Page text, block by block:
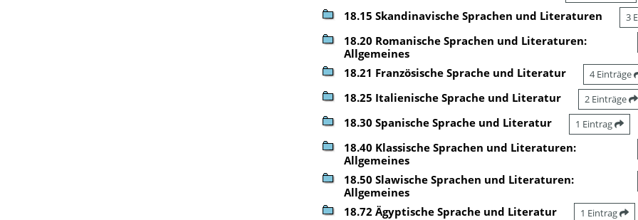
18.15 Skandinavische Sprachen und Literaturen 3
18.20 Romanische Sprachen und Literaturen:
Allgemeines
18.21 Französische Sprache und Literatur 4 Einträge
18.25 Italienische Sprache und Literatur 2 Einträge
18.30 Spanische Sprache und Literatur 1 Eintrag
18.40 Klassische Sprachen und Literaturen:
Allgemeines
18.50 Slawische Sprachen und Literaturen:
Allgemeines
18.72 Ägyptische Sprache und Literatur 1 Eintrag